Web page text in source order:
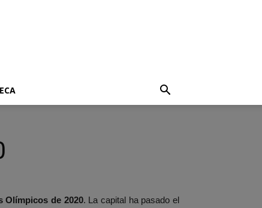
Olímpicos de 2020. La capital ha pasado el